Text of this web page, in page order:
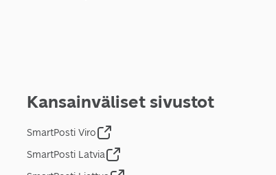
Kansainväliset sivustot
SmartPosti Viro
SmartPosti Latvia